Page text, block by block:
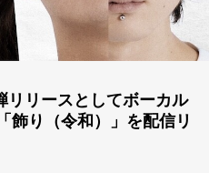
リリースとしてボーカル
飾り（令和）」を配信リ